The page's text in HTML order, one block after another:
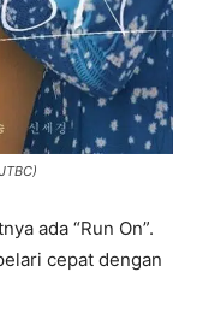
ada “Run On”.
cepat dengan